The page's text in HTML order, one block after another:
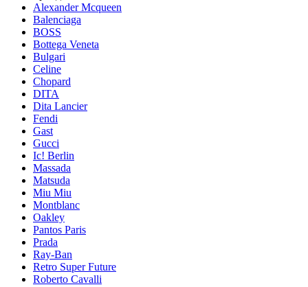
Alexander Mcqueen
Balenciaga
BOSS
Bottega Veneta
Bulgari
Celine
Chopard
DITA
Dita Lancier
Fendi
Gast
Gucci
Ic! Berlin
Massada
Matsuda
Miu Miu
Montblanc
Oakley
Pantos Paris
Prada
Ray-Ban
Retro Super Future
Roberto Cavalli